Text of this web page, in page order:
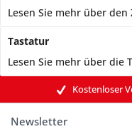
Lesen Sie mehr über den
Tastatur
Lesen Sie mehr über die
Kostenloser
Newsletter